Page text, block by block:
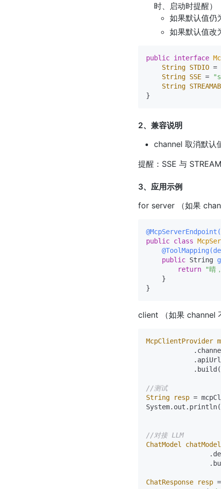
时、启动时提醒）
如果默认值仍
如果默认值改
public interface
String STDIO =
String SSE =
String
2、兼容说明
channel 取消默认
提醒：SSE 与
3、应用示例
for server （如果
public class
public String
return
"晴
    }
client （如果 channel
McpClientProvider
//测试
String
resp =
//对接 LLM
ChatModel
chatModel
ChatResponse resp =